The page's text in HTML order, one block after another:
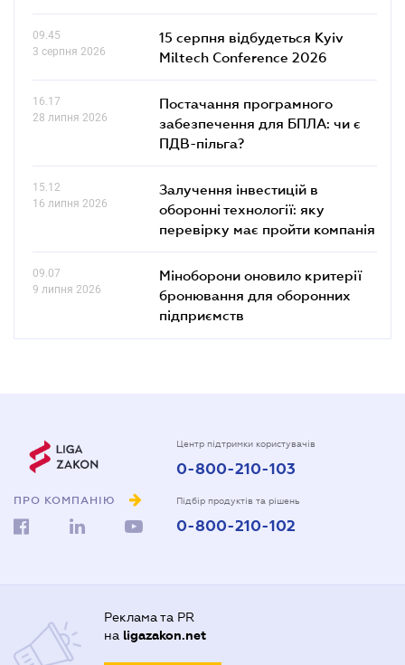
09.45
3 серпня 2026
15 серпня відбудеться Kyiv
Miltech Conference 2026
16.17
28 липня 2026
Постачання програмного
забезпечення для БПЛА: чи є
ПДВ-пільга?
15.12
16 липня 2026
Залучення інвестицій в
оборонні технології: яку
перевірку має пройти компанія
09.07
9 липня 2026
Міноборони оновило критерії
бронювання для оборонних
підприємств
ПРО КОМПАНІЮ
Центр підтримки користувачів
0-800-210-103
Підбір продуктів та рішень
0-800-210-102
Реклама та PR
на ligazakon.net